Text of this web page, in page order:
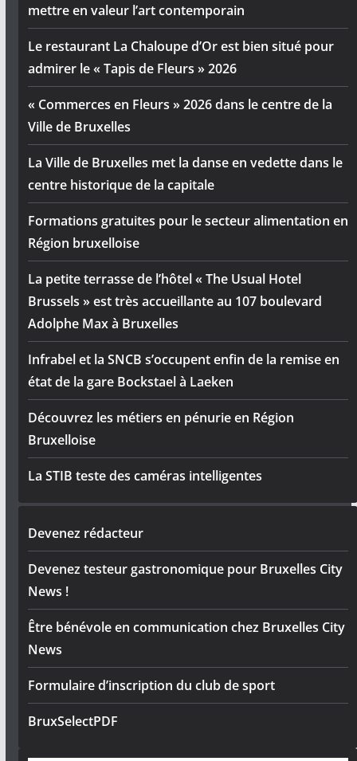
mettre en valeur l’art contemporain
Le restaurant La Chaloupe d’Or est bien situé pour
admirer le « Tapis de Fleurs » 2026
« Commerces en Fleurs » 2026 dans le centre de la
Ville de Bruxelles
La Ville de Bruxelles met la danse en vedette dans le
centre historique de la capitale
Formations gratuites pour le secteur alimentation en
Région bruxelloise
La petite terrasse de l’hôtel « The Usual Hotel
Brussels » est très accueillante au 107 boulevard
Adolphe Max à Bruxelles
Infrabel et la SNCB s’occupent enfin de la remise en
état de la gare Bockstael à Laeken
Découvrez les métiers en pénurie en Région
Bruxelloise
La STIB teste des caméras intelligentes
Devenez rédacteur
Devenez testeur gastronomique pour Bruxelles City
News !
Être bénévole en communication chez Bruxelles City
News
Formulaire d’inscription du club de sport
BruxSelectPDF